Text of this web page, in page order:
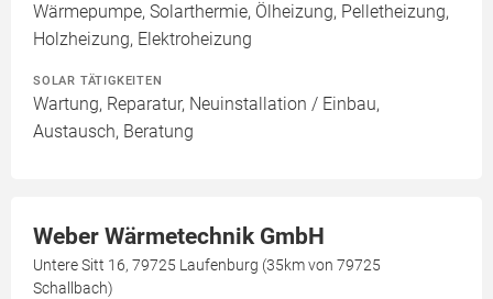
Wärmepumpe, Solarthermie, Ölheizung, Pelletheizung,
Holzheizung, Elektroheizung
SOLAR TÄTIGKEITEN
Wartung, Reparatur, Neuinstallation / Einbau,
Austausch, Beratung
Weber Wärmetechnik GmbH
Untere Sitt 16, 79725 Laufenburg (35km von 79725
Schallbach)